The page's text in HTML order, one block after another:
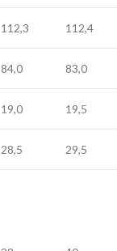
112,3 112,4
84,0 83,0
19,0 19,5
28,5 29,5